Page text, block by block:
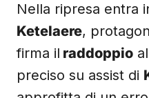
Nella ripresa entra
Ketelaere,
firma il raddoppio
preciso su assist di